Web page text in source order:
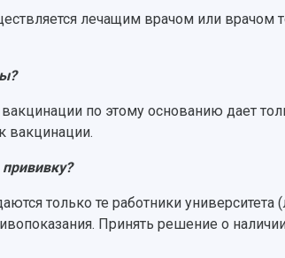
лечащим врачом или врачом
по этому основанию дает
вакцинации.
только те работники университета
Принять решение о